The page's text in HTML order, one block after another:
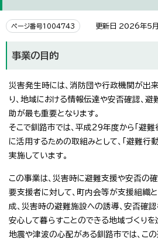
ページ番号1004743 更新日 2026年5
事業の目的
災害発生時には、消防団や行政機関が出
り、地域における情報伝達や安否確認、
助が最も重要となります。
そこで釧路市では、平成29年度から「避
に活用するための取組みとして、「避難行
実施しています。
この事業は、災害時に避難支援や安否の
要支援者に対して、町内会等が支援組織
成、災害時の避難施設への誘導、安否確認
安心して暮らすことのできる地域づくりを
地震や津波の心配がある釧路市では、こ